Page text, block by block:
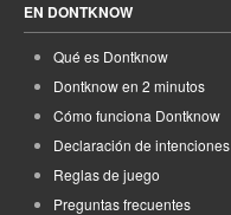
EN DONTKNOW
Qué es Dontknow
Dontknow en 2 minutos
Cómo funciona Dontknow
Declaración de intenciones
Reglas de juego
Preguntas frecuentes